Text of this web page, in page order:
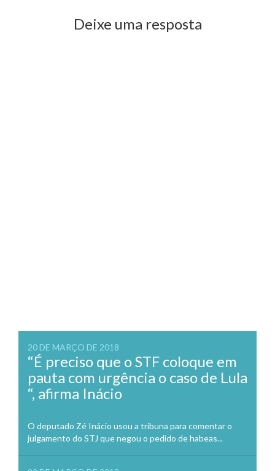
Deixe uma resposta
20 DE MARÇO DE 2018
“É preciso que o STF coloque em
pauta com urgência o caso de Lula
“, afirma Inácio
O deputado Zé Inácio usou a tribuna para comentar o
julgamento do STJ que negou o pedido de habeas...